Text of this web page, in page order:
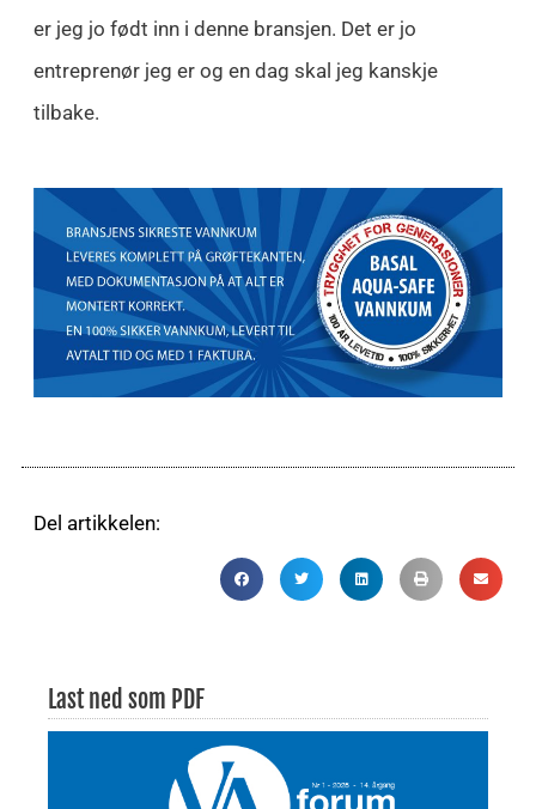
er jeg jo født inn i denne bransjen. Det er jo
entreprenør jeg er og en dag skal jeg kanskje
tilbake.
Del artikkelen:
Last ned som PDF